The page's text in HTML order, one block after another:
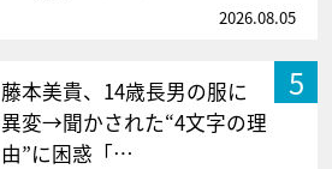
2026.08.05
5
藤本美貴、14歳長男の服に
異変→聞かされた“4文字の理
由”に困惑「…